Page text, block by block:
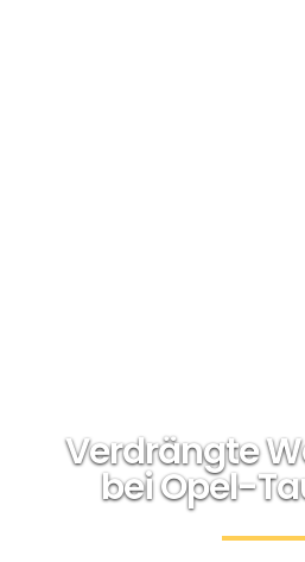
Verdrängte
bei Opel-